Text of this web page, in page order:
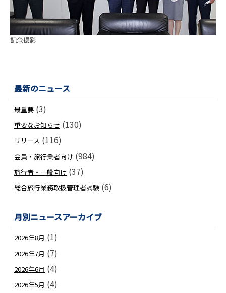
記念撮影
最新のニュース
最重要 (3)
重要なお知らせ (130)
リリース (116)
会員・旅行業者向け (984)
旅行者・一般向け (37)
総合旅行業務取扱管理者試験 (6)
月別ニュースアーカイブ
2026年8月 (1)
2026年7月 (7)
2026年6月 (4)
2026年5月 (4)